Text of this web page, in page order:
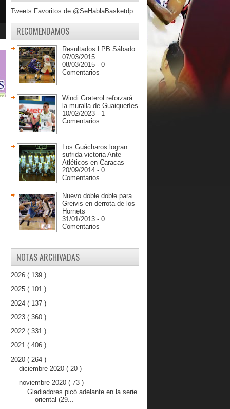
Tweets Favoritos de @SeHablaBasketdp
RECOMENDAMOS
Resultados LPB Sábado
07/03/2015
08/03/2015 - 0
Comentarios
Windi Graterol reforzará
la muralla de Guaiqueríes
10/02/2023 - 1
Comentarios
Los Guácharos logran
sufrida victoria Ante
Atléticos en Caracas
20/09/2014 - 0
Comentarios
Nuevo doble doble para
Greivis en derrota de los
Hornets
31/01/2013 - 0
Comentarios
NOTAS ARCHIVADAS
2026 ( 139 )
2025 ( 101 )
2024 ( 137 )
2023 ( 360 )
2022 ( 331 )
2021 ( 406 )
2020 ( 264 )
diciembre 2020 ( 20 )
noviembre 2020 ( 73 )
Gladiadores picó adelante en la serie
oriental (29...